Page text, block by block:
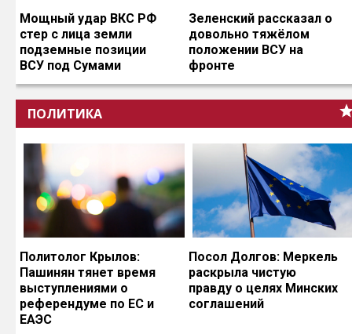
Мощный удар ВКС РФ
стер с лица земли
подземные позиции
ВСУ под Сумами
Зеленский рассказал о
довольно тяжёлом
положении ВСУ на
фронте
ПОЛИТИКА
Политолог Крылов:
Пашинян тянет время
выступлениями о
референдуме по ЕС и
ЕАЭС
Посол Долгов: Меркель
раскрыла чистую
правду о целях Минских
соглашений